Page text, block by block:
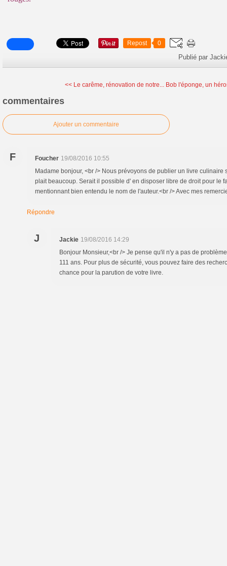
Repost 0
Publié par
<< Le carême, rénovation de notre... Bob l'éponge, un
commentaires
Ajouter un commentaire
F Foucher 19/08/2016 10:55
Madame bonjour, <br /> Nous prévoyons de publier un livre
plait beaucoup. Serait il possible d' en disposer libre de droit pour le
mentionnant bien entendu le nom de l'auteur.<br /> Avec mes
Répondre
J Jackie 19/08/2016 14:29
Bonjour Monsieur,<br /> Je pense qu'il n'y a pas de
111 ans. Pour plus de sécurité, vous pouvez faire des
chance pour la parution de votre livre.